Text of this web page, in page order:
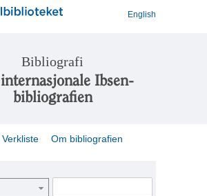
English
Bibliografi
Ibsen-
bibliografien
Verkliste Om bibliografien